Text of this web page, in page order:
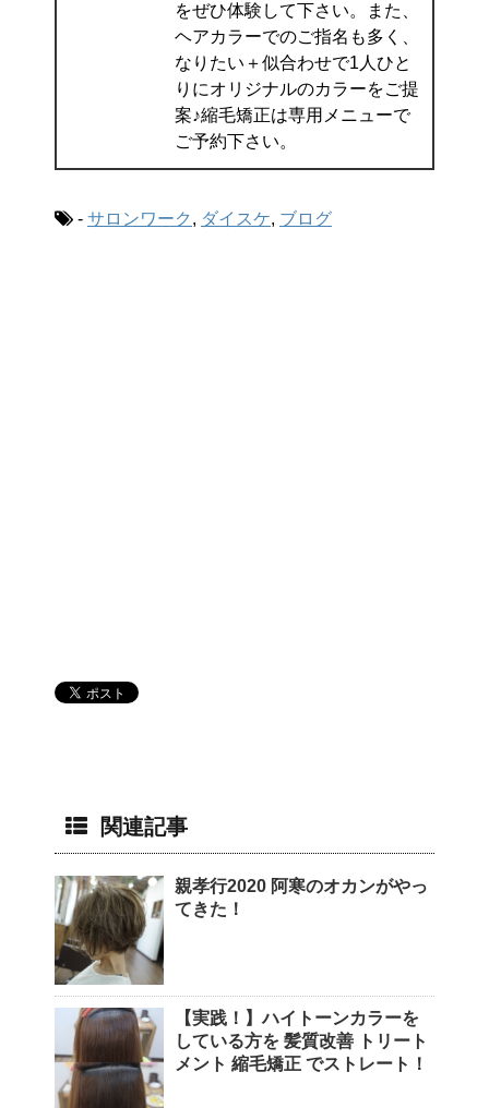
をぜひ体験して下さい。また、
ヘアカラーでのご指名も多く、
なりたい＋似合わせで1人ひと
りにオリジナルのカラーをご提
案♪縮毛矯正は専用メニューで
ご予約下さい。
- サロンワーク , ダイスケ, ブログ
関連記事
親孝行2020 阿寒のオカンがやっ
てきた！
【実践！】ハイトーンカラーを
している方を 髪質改善 トリート
メント 縮毛矯正 でストレート！